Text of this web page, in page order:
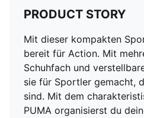
PRODUCT STORY
Mit dieser kompakten
bereit für Action. Mit
Schuhfach und
sie für Sportler gemacht,
sind. Mit dem
PUMA organisierst du